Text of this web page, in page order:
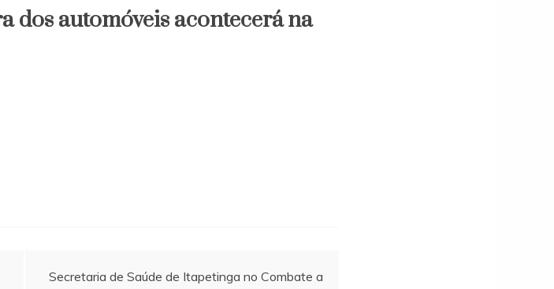
dos automóveis acontecerá na
Secretaria de Saúde de Itapetinga no Combate a